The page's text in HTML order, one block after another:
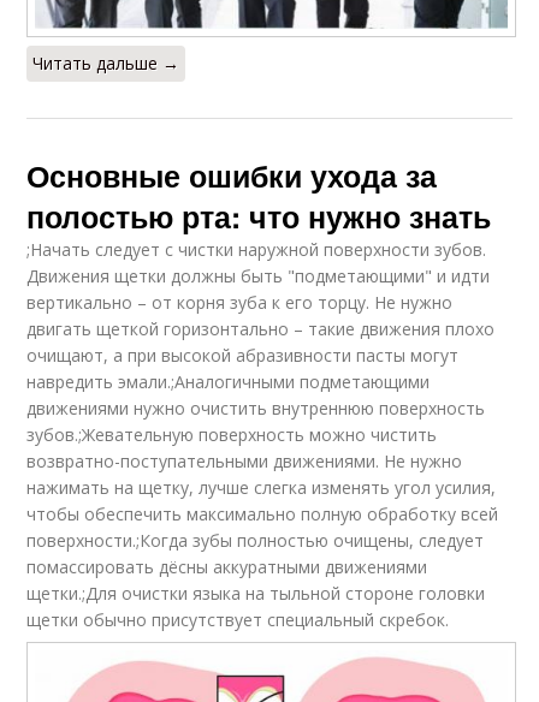
Читать дальше →
Основные ошибки ухода за
полостью рта: что нужно знать
;Начать следует с чистки наружной поверхности зубов.
Движения щетки должны быть "подметающими" и идти
вертикально – от корня зуба к его торцу. Не нужно
двигать щеткой горизонтально – такие движения плохо
очищают, а при высокой абразивности пасты могут
навредить эмали.;Аналогичными подметающими
движениями нужно очистить внутреннюю поверхность
зубов.;Жевательную поверхность можно чистить
возвратно-поступательными движениями. Не нужно
нажимать на щетку, лучше слегка изменять угол усилия,
чтобы обеспечить максимально полную обработку всей
поверхности.;Когда зубы полностью очищены, следует
помассировать дёсны аккуратными движениями
щетки.;Для очистки языка на тыльной стороне головки
щетки обычно присутствует специальный скребок.